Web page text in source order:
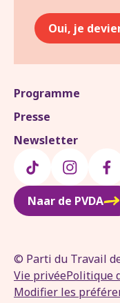
Oui, je
Programme
Presse
Newsletter
Naar de PVDA
© Parti du Travail
Vie privéePolitique
Modifier les